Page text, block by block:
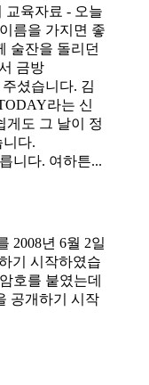
교육자료 - 오늘
름을 가지면 좋
술잔을 돌리던
금방
셨습니다. 김
라는 신
게도 그 날이 정
다.
니다. 여하튼...
2008년 6월 2일
기 시작하였습
호를 붙였는데
공개하기 시작